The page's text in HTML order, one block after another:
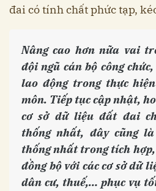
đai có tính chất phức tạp,
Nâng cao hơn nữa vai
đội ngũ cán bộ công
lao động trong thực
môn. Tiếp tục cập nhật,
cơ sở dữ liệu đất đai
thống nhất, đây cũng
thống nhất trong tích
đồng bộ với các cơ sở dữ
dân cư, thuế,… phục vụ